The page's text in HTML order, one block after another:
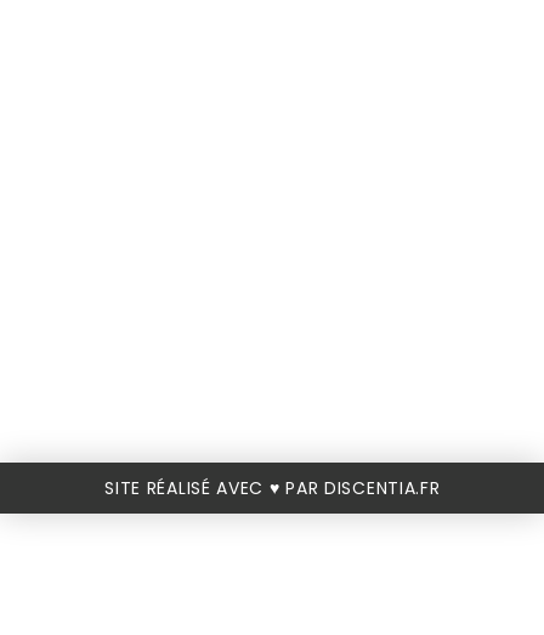
SITE RÉALISÉ AVEC ♥️ PAR DISCENTIA.FR